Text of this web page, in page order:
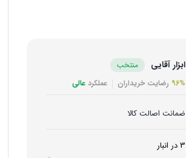
ابزار آقایی
منتخب
96% رضایت خریداران عملکرد عالی
ضمانت اصالت کالا
3 در انبار